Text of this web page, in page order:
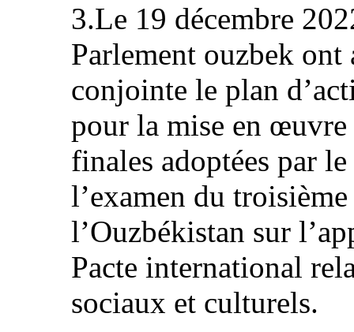
3.Le 19 décembre
Parlement ouzbek
conjointe le plan
pour la mise en œuvre
finales adoptées par
l’examen du
l’Ouzbékistan sur
Pacte international
sociaux et culturels.